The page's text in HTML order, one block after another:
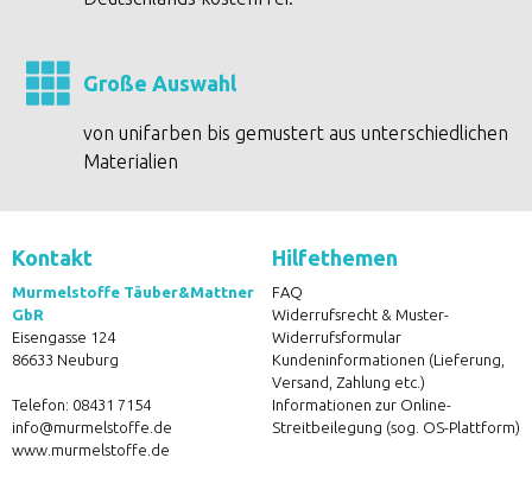
Große Auswahl
von unifarben bis gemustert aus unterschiedlichen
Materialien
Kontakt
Murmelstoffe Täuber&Mattner
GbR
Eisengasse 124
86633 Neuburg
Telefon: 08431 7154
info@murmelstoffe.de
www.murmelstoffe.de
Hilfethemen
FAQ
Widerrufsrecht & Muster-
Widerrufsformular
Kundeninformationen (Lieferung,
Versand, Zahlung etc.)
Informationen zur Online-
Streitbeilegung (sog. OS-Plattform)